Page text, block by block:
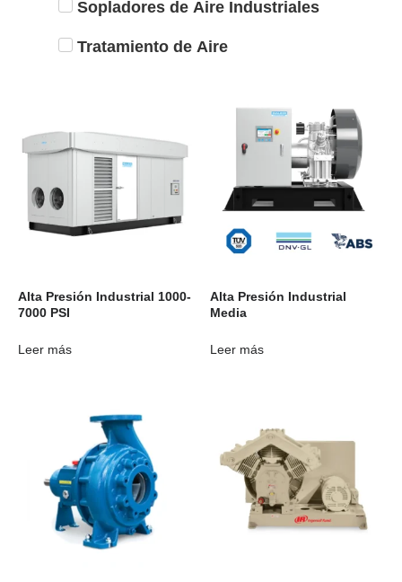
Sopladores de Aire Industriales
Tratamiento de Aire
Alta Presión Industrial 1000-
7000 PSI
Leer más
Alta Presión Industrial
Media
Leer más